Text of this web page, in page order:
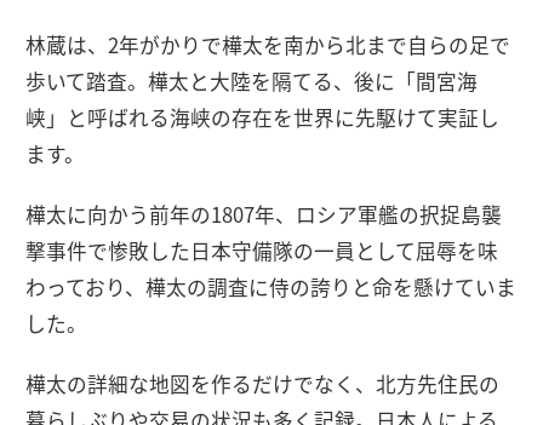
林蔵は、2年がかりで樺太を南から北まで自らの足で
歩いて踏査。樺太と大陸を隔てる、後に「間宮海
峡」と呼ばれる海峡の存在を世界に先駆けて実証し
ます。
樺太に向かう前年の1807年、ロシア軍艦の択捉島襲
撃事件で惨敗した日本守備隊の一員として屈辱を味
わっており、樺太の調査に侍の誇りと命を懸けていま
した。
樺太の詳細な地図を作るだけでなく、北方先住民の